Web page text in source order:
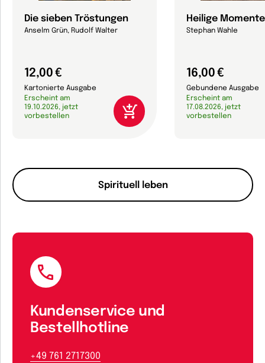
Spirituell leben
Die sieben Tröstungen
Anselm Grün, Rudolf Walter
12,00 €
Kartonierte Ausgabe
Erscheint am
19.10.2026, jetzt
vorbestellen
Heilige Momente
Stephan Wahle
16,00 €
Gebundene Ausgabe
Erscheint am
17.08.2026, jetzt
vorbestellen
Kundenservice und
Bestellhotline
+49 761 2717300